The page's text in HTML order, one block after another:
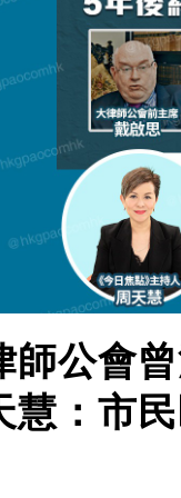
師公會
慧：市